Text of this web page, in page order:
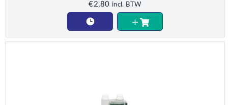
€2,80 incl. BTW